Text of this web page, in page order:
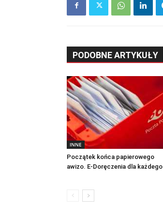
PODOBNE ARTYKUŁY
INNE
Początek końca papierowego
awizo. E-Doręczenia dla każdego